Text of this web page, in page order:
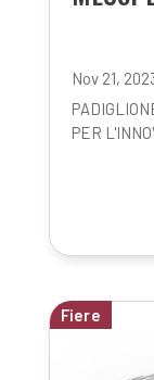
Nov 21,
PER
Fiere